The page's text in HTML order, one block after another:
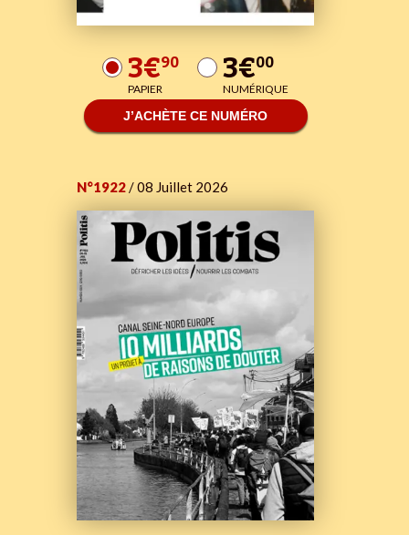
3€90
PAPIER 3€00
NUMÉRIQUE
J’ACHÈTE CE NUMÉRO
N°1922/ 08 Juillet 2026